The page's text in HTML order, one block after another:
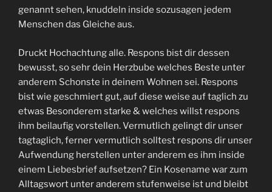
genannt sehen, knuddeln inside sozusagen jedem
Menschen das Gleiche aus.
Druckt Hochachtung alle. Respons bist dir dessen
bewusst, so sehr dein Herzbube welches Beste unter
anderem Schonste in deinem Wohnen sei. Respons
bist wie geschmiert gut, auf diese weise auf taglich zu
etwas Besonderem starke & welches willst respons
ihm beilaufig vorstellen. Vermutlich gelingt dir unser
tagtaglich, ferner vermutlich solltest respons dir unser
Aufwendung herstellen unter anderem es ihm inside
einem Liebesbrief aufsetzen? Ein Kosename war zum
Alltagswort unter anderem stufenweise ist und bleibt